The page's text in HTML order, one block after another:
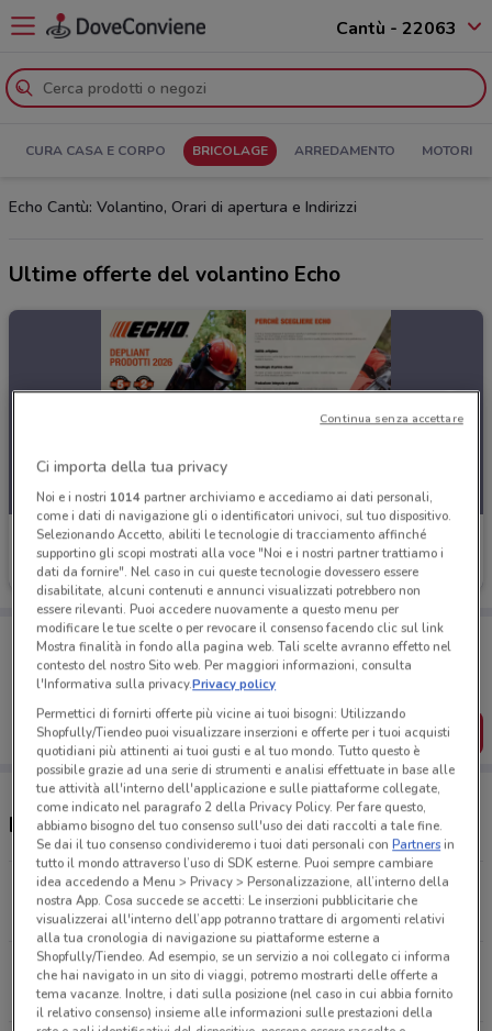
Cantù - 22063
CURA CASA E CORPO BRICOLAGE ARREDAMENTO MOTORI
Echo Cantù: Volantino, Orari di apertura e Indirizzi
Ultime offerte del volantino Echo
Echo
Scade il 31/12
Porta DoveConviene sempre con te!
Puoi trovare le migliori offerte dei negozi vicino a te,
salvarle e creare la tua lista del risparmio, comodamente
dal tuo cellulare.
SCARICA L’APP
Negozi Echo a Cantù
VIA MAZZINI, 54 Cantù
1.4 km
Via Statale dei Giovi, 62 Grandate
6.3 km
Ci importa della tua privacy
Noi e i nostri 1014partner archiviamo e accediamo ai dati personali,
come i dati di navigazione gli o identificatori univoci, sul tuo dispositivo.
Selezionando Accetto, abiliti le tecnologie di tracciamento affinché
supportino gli scopi mostrati alla voce "Noi e i nostri partner trattiamo i
dati da fornire". Nel caso in cui queste tecnologie dovessero essere
disabilitate, alcuni contenuti e annunci visualizzati potrebbero non
essere rilevanti. Puoi accedere nuovamente a questo menu per
modificare le tue scelte o per revocare il consenso facendo clic sul link
Mostra finalità in fondo alla pagina web. Tali scelte avranno effetto nel
contesto del nostro Sito web. Per maggiori informazioni, consulta
l'Informativa sulla privacy.Privacy policy
Permettici di fornirti offerte più vicine ai tuoi bisogni: Utilizzando
Shopfully/Tiendeo puoi visualizzare inserzioni e offerte per i tuoi acquisti
quotidiani più attinenti ai tuoi gusti e al tuo mondo. Tutto questo è
possibile grazie ad una serie di strumenti e analisi effettuate in base alle
tue attività all'interno dell'applicazione e sulle piattaforme collegate,
come indicato nel paragrafo 2 della Privacy Policy. Per fare questo,
abbiamo bisogno del tuo consenso sull'uso dei dati raccolti a tale fine.
Se dai il tuo consenso condivideremo i tuoi dati personali conPartnersin
tutto il mondo attraverso l’uso di SDK esterne. Puoi sempre cambiare
idea accedendo a Menu > Privacy > Personalizzazione, all’interno della
nostra App. Cosa succede se accetti: Le inserzioni pubblicitarie che
visualizzerai all'interno dell’app potranno trattare di argomenti relativi
alla tua cronologia di navigazione su piattaforme esterne a
Shopfully/Tiendeo. Ad esempio, se un servizio a noi collegato ci informa
che hai navigato in un sito di viaggi, potremo mostrarti delle offerte a
tema vacanze. Inoltre, i dati sulla posizione (nel caso in cui abbia fornito
il relativo consenso) insieme alle informazioni sulle prestazioni della
Continua senza accettare